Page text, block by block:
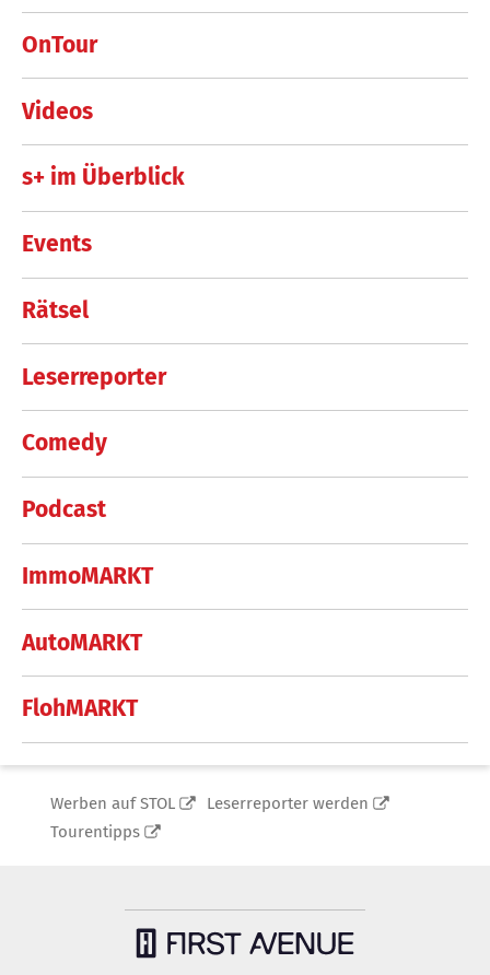
OnTour
Videos
s+ im Überblick
Events
Rätsel
Leserreporter
Comedy
Podcast
ImmoMARKT
AutoMARKT
FlohMARKT
Werben auf STOL
Leserreporter werden
Tourentipps